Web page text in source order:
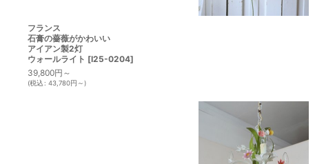
フランス
石膏の薔薇がかわいい
アイアン製2灯
ウォールライト [I25-0204]
39,800円 ～
(税込: 43,780円 ～)